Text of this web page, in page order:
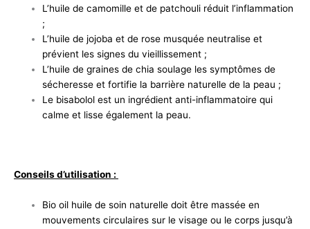
L’huile de camomille et de patchouli réduit l’inflammation
;
L’huile de jojoba et de rose musquée neutralise et
prévient les signes du vieillissement ;
L’huile de graines de chia soulage les symptômes de
sécheresse et fortifie la barrière naturelle de la peau ;
Le bisabolol est un ingrédient anti-inflammatoire qui
calme et lisse également la peau.
Conseils d’utilisation :
Bio oil huile de soin naturelle doit être massée en
mouvements circulaires sur le visage ou le corps jusqu’à